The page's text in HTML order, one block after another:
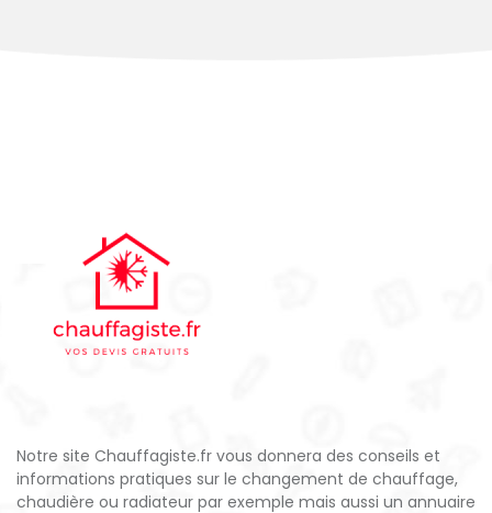
Notre site Chauffagiste.fr vous donnera des conseils et
informations pratiques sur le changement de chauffage,
chaudière ou radiateur par exemple mais aussi un annuaire